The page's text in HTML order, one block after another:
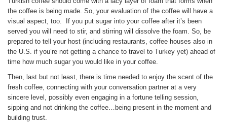
the coffee is being made. So, your evaluation of the coffee will have a
visual aspect, too. If you put sugar into your coffee after it’s been
served you will need to stir, and stirring will dissolve the foam. So, be
prepared to tell your host (including restaurants, coffee houses also in
the U.S. if you’re not getting a chance to travel to Turkey yet) ahead of
time how much sugar you would like in your coffee.
Then, last but not least, there is time needed to enjoy the scent of the
fresh coffee, connecting with your conversation partner at a very
sincere level, possibly even engaging in a fortune telling session,
sipping and not drinking the coffee…being present in the moment and
building trust.